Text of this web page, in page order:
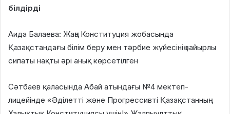
білдірді
Аида Балаева: Жаңа Конституция жобасында
Қазақстандағы білім беру мен тәрбие жүйесінің зайырлы
сипаты нақты әрі анық көрсетілген
Сәтбаев қаласында Абай атындағы №4 мектеп-
лицейінде «Әділетті және Прогрессивті Қазақстанның